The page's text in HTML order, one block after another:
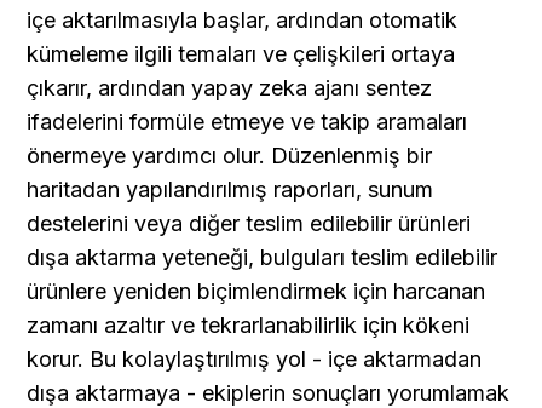
içe aktarılmasıyla başlar, ardından otomatik
kümeleme ilgili temaları ve çelişkileri ortaya
çıkarır, ardından yapay zeka ajanı sentez
ifadelerini formüle etmeye ve takip aramaları
önermeye yardımcı olur. Düzenlenmiş bir
haritadan yapılandırılmış raporları, sunum
destelerini veya diğer teslim edilebilir ürünleri
dışa aktarma yeteneği, bulguları teslim edilebilir
ürünlere yeniden biçimlendirmek için harcanan
zamanı azaltır ve tekrarlanabilirlik için kökeni
korur. Bu kolaylaştırılmış yol - içe aktarmadan
dışa aktarmaya - ekiplerin sonuçları yorumlamak